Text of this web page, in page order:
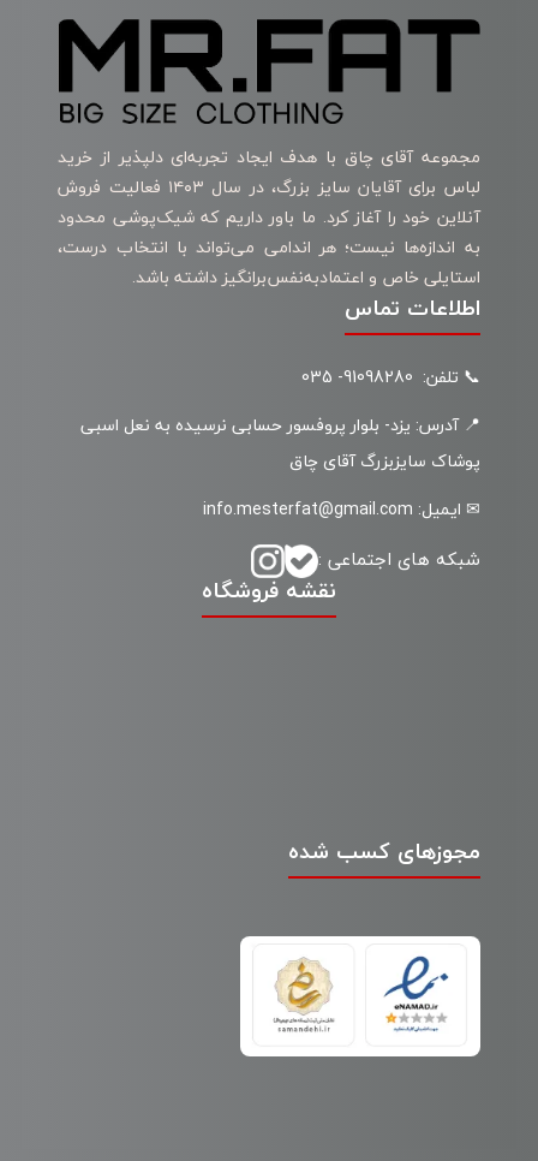
مجموعه آقای چاق با هدف ایجاد تجربه‌ای دلپذیر از خرید
لباس برای آقایان سایز بزرگ، در سال ۱۴۰۳ فعالیت فروش
آنلاین خود را آغاز کرد. ما باور داریم که شیک‌پوشی محدود
به اندازه‌ها نیست؛ هر اندامی می‌تواند با انتخاب درست،
استایلی خاص و اعتمادبه‌نفس‌برانگیز داشته باشد.
مجوزهای کسب شده
اطلاعات تماس
📞 تلفن: 91098280- 035
📍 آدرس: یزد- بلوار پروفسور حسابی نرسیده به نعل اسبی
پوشاک سایزبزرگ آقای چاق
✉ ایمیل: info.mesterfat@gmail.com
شبکه های اجتماعی :
نقشه فروشگاه